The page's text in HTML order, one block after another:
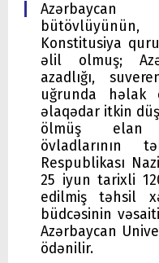
Azərbaycan
Konstitusiya
əlil olmuş;
azadlığı,
uğrunda həlak
əlaqədar itkin
ölmüş elan
övladlarının
Respublikası
25 iyun tarixli
edilmiş təhsil
büdcəsinin
Azərbaycan
ödənilir.